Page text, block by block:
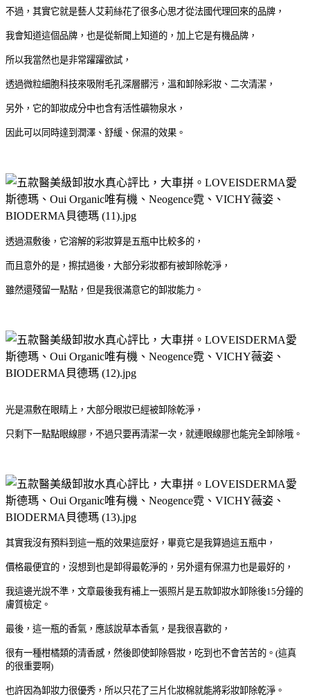
不過，其實它就是藝人艾莉絲花了很多心思才從法國代理回來的品牌，
我會知道這個品牌，也是從新聞上知道的，加上它是有機品牌，
所以我當然也是非常躍躍欲試，
透過微粒細胞科技來吸附毛孔深層髒污，溫和卸除彩妝、二次清潔，
另外，它的卸妝成分中也含有活性礦物泉水，
因此可以同時達到潤澤、舒緩、保濕的效果。
透過濕敷後，它溶解的彩妝算是五瓶中比較多的，
而且意外的是，擦拭過後，大部分彩妝都有被卸除乾淨，
雖然還殘留一點點，但是我很滿意它的卸妝能力。
光是濕敷在眼睛上，大部分眼妝已經被卸除乾淨，
只剩下一點點眼線膠，不過只要再清潔一次，就連眼線膠也能完全卸除哦。
其實我沒有預料到這一瓶的效果這麼好，畢竟它是我算過這五瓶中，
價格最便宜的，沒想到也是卸得最乾淨的，另外還有保濕力也是最好的，
我這邊光說不準，文章最後我有補上一張照片是五款卸妝水卸除後15分鐘的
膚質檢定。
最後，這一瓶的香氣，應該說草本香氣，是我很喜歡的，
很有一種柑橘類的清香感，然後即使卸除唇妝，吃到也不會苦苦的。 (這真
的很重要啊)
也許因為卸妝力很優秀，所以只花了三片化妝棉就能將彩妝卸除乾淨。